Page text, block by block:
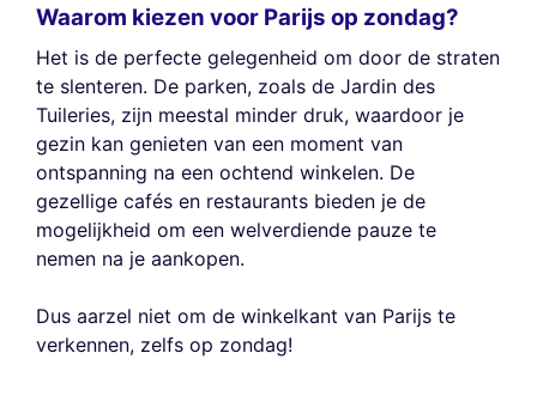
Waarom kiezen voor Parijs op zondag?
Het is de perfecte gelegenheid om door de straten
te slenteren. De parken, zoals de Jardin des
Tuileries, zijn meestal minder druk, waardoor je
gezin kan genieten van een moment van
ontspanning na een ochtend winkelen. De
gezellige cafés en restaurants bieden je de
mogelijkheid om een welverdiende pauze te
nemen na je aankopen.
Dus aarzel niet om de winkelkant van Parijs te
verkennen, zelfs op zondag!